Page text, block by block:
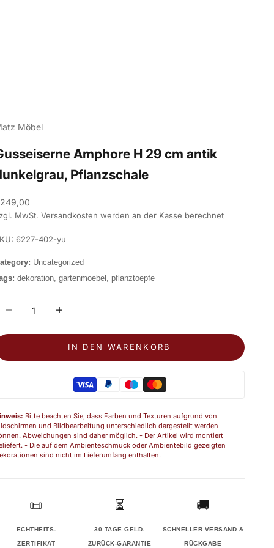
Möbel
Amphore H 29 cm antik
Pflanzschale
MwSt.Versandkosten werden an der Kasse berechnet
6227-402-yu
Uncategorized
dekoration, gartenmoebel, pflanztoepfe
IN DEN WARENKORB
Bitte beachten Sie, dass Farben und Texturen aufgrund von
und Bildbearbeitung unterschiedlich dargestellt werden
Abweichungen sind daher möglich. - Der Artikel wird montiert
- Die auf dem Ambienteschmuck oder Ambientebild gezeigten
sind nicht im Lieferumfang enthalten.
📜
ECHTHEITS-
ZERTIFIKAT
⏳
30 TAGE GELD-
ZURÜCK-GARANTIE
🚚
SCHNELLER VERSAND &
RÜCKGABE